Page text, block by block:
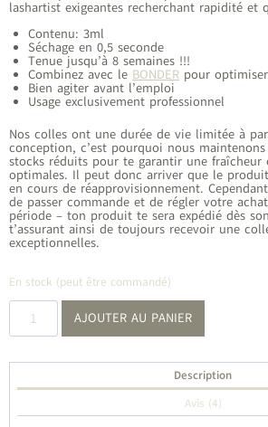
23,90 €.11,95 €.
lashartist exigeantes recherchant rapidité et
Contenu: 3ml
Séchage en 0,5 seconde
Tenue jusqu’à 8 semaines !!!
Combinez avec le BONDER pour
Bien agiter avant l’emploi
Usage exclusivement professionnel
Nos colles ont une durée de vie limitée à
conception, c’est pourquoi nous
stocks réduits pour te garantir une fraîcheur
optimales. Il peut donc arriver que le
en cours de réapprovisionnement.
de passer commande et de régler votre
période – ton produit te sera expédié dès
t’assurant ainsi de toujours recevoir une
exceptionnelles.
En stock (peut être commandé)
quantité
LA
AJOUTER AU PANIER
Description
Avis (4)